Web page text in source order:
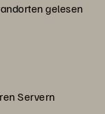
gelesen
Servern